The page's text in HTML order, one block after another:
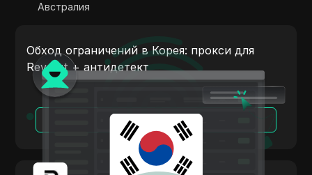
Apple Pay
ASOS
BestBuy
Австралия
Италия
Нидерланды
Вьетнам
Португалия
Аргентина
Обход ограничений в Корея: прокси для
Revolut + антидетект
Читать далее